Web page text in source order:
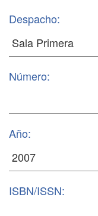
Despacho:
Número:
Año:
ISBN/ISSN: